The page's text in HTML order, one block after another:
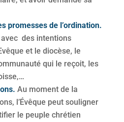
promesses de l’ordination.
avec des intentions
et le diocèse, le
qui le reçoit, les
Au moment de la
l’Évêque peut souligner
le peuple chrétien